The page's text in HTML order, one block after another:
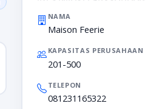
NAMA
Maison Feerie
KAPASITAS PERUSAHAAN
201-500
TELEPON
081231165322